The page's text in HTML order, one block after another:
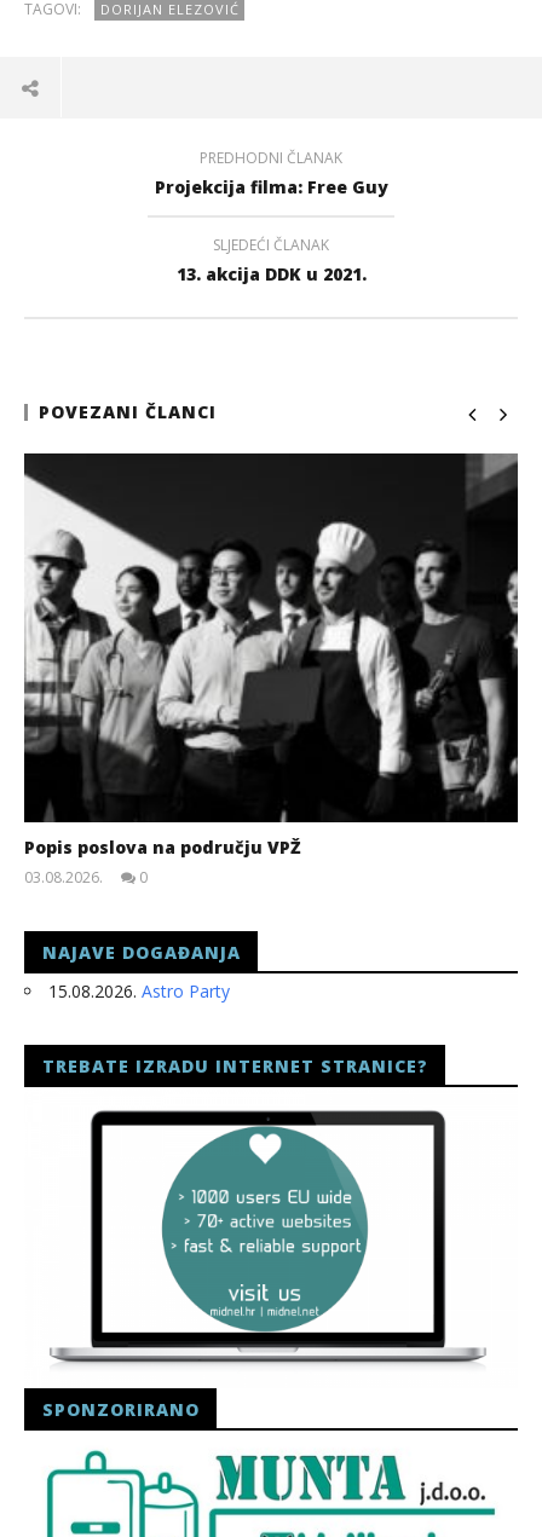
TAGOVI: DORIJAN ELEZOVIĆ
PREDHODNI ČLANAK
Projekcija filma: Free Guy
SLJEDEĆI ČLANAK
13. akcija DDK u 2021.
POVEZANI ČLANCI
Popis poslova na području VPŽ
03.08.2026.
0
NAJAVE DOGAĐANJA
15.08.2026. Astro Party
TREBATE IZRADU INTERNET STRANICE?
SPONZORIRANO